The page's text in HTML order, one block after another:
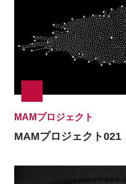
MAMプロジェクト
MAMプロジェクト021